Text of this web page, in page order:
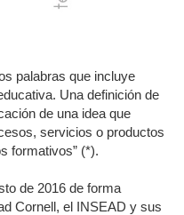
palabras que incluye
Una definición de
de una idea que
servicios o productos
formativos” (*).
de 2016 de forma
Cornell, el INSEAD y sus